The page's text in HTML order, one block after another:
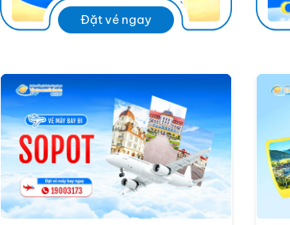
để được tư vấn hãng hàng không phù hợp và
Đặt vé ngay